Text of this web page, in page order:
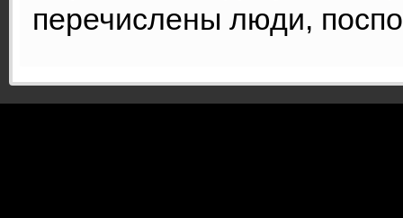
перечислены люди,